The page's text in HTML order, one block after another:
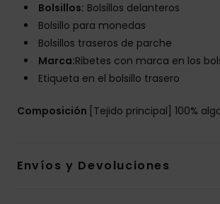
Bolsillos: Bolsillos delanteros
Bolsillo para monedas
Bolsillos traseros de parche
Marca:Ribetes con marca en los
Etiqueta en el bolsillo trasero
Composición [Tejido principal] 100%
Envíos y Devoluciones